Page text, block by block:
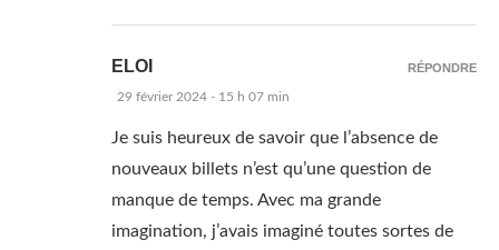
ELOI
29 février 2024 - 15 h 07 min
Je suis heureux de savoir que l’absence de
nouveaux billets n’est qu’une question de
manque de temps. Avec ma grande
imagination, j’avais imaginé toutes sortes de
RÉPONDRE